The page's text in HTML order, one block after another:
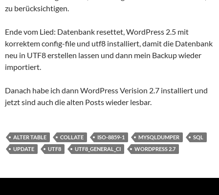
zu berücksichtigen.
Ende vom Lied: Datenbank resettet, WordPress 2.5 mit
korrektem config-file und utf8 installiert, damit die Datenbank
neu in UTF8 erstellen lassen und dann mein Backup wieder
importiert.
Danach habe ich dann WordPress Verision 2.7 installiert und
jetzt sind auch die alten Posts wieder lesbar.
ALTER TABLE COLLATE ISO-8859-1 MYSQLDUMPER
SQL
UPDATE
UTF8 UTF8_GENERAL_CI WORDPRESS 2.7